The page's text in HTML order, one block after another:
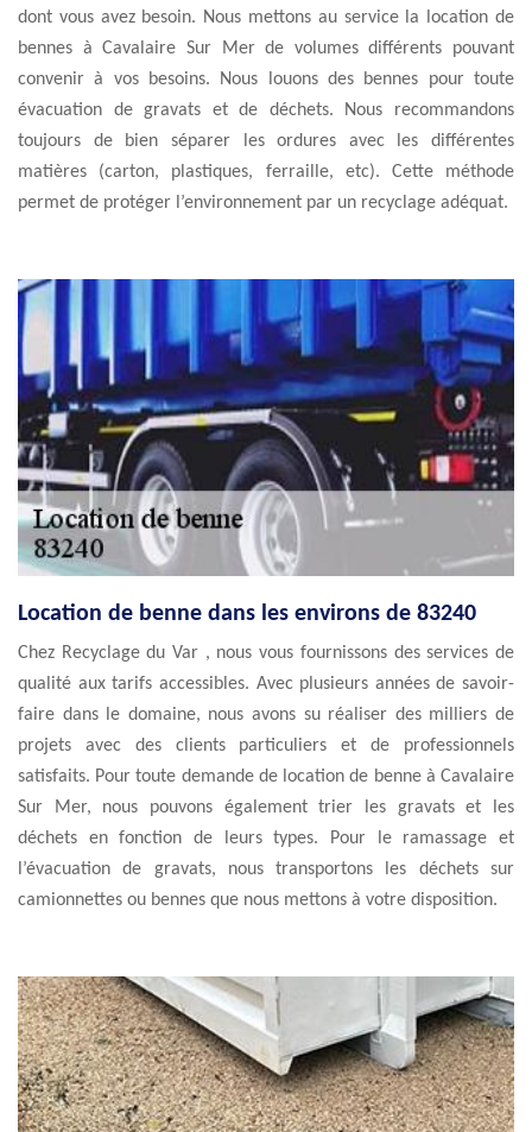
dont vous avez besoin. Nous mettons au service la location de
bennes à Cavalaire Sur Mer de volumes différents pouvant
convenir à vos besoins. Nous louons des bennes pour toute
évacuation de gravats et de déchets. Nous recommandons
toujours de bien séparer les ordures avec les différentes
matières (carton, plastiques, ferraille, etc). Cette méthode
permet de protéger l’environnement par un recyclage adéquat.
Location de benne dans les environs de 83240
Chez Recyclage du Var , nous vous fournissons des services de
qualité aux tarifs accessibles. Avec plusieurs années de savoir-
faire dans le domaine, nous avons su réaliser des milliers de
projets avec des clients particuliers et de professionnels
satisfaits. Pour toute demande de location de benne à Cavalaire
Sur Mer, nous pouvons également trier les gravats et les
déchets en fonction de leurs types. Pour le ramassage et
l’évacuation de gravats, nous transportons les déchets sur
camionnettes ou bennes que nous mettons à votre disposition.